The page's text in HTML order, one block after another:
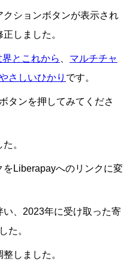
ションボタンが表示され
しました。
とこれから
マルチチャ
さしいひかり です。
タンを押してみてくださ
。
をLiberapayへのリンクに変
い、2023年に受け取った寄
た。
しました。